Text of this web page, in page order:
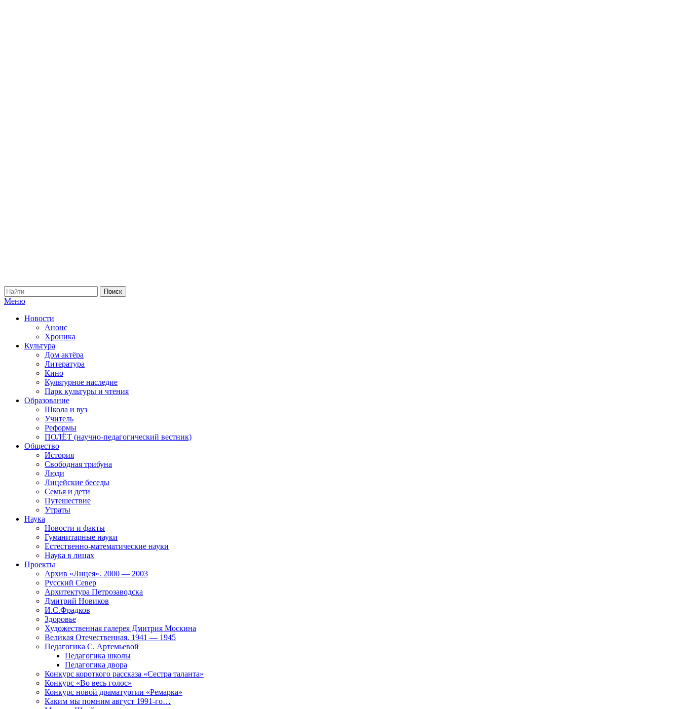
Меню
Новости
Анонс
Хроника
Культура
Дом актёра
Литература
Кино
Культурное наследие
Парк культуры и чтения
Образование
Школа и вуз
Учитель
Реформы
ПОЛЁТ (научно-педагогический вестник)
Общество
История
Свободная трибуна
Люди
Лицейские беседы
Семья и дети
Путешествие
Утраты
Наука
Новости и факты
Гуманитарные науки
Естественно-математические науки
Наука в лицах
Проекты
Архив «Лицея». 2000 — 2003
Русский Север
Архитектура Петрозаводска
Дмитрий Новиков
И.С.Фрадков
Здоровье
Художественная галерея Дмитрия Москина
Великая Отечественная. 1941 — 1945
Педагогика С. Артемьевой
Педагогика школы
Педагогика двора
Конкурс короткого рассказа «Сестра таланта»
Конкурс «Во весь голос»
Конкурс новой драматургии «Ремарка»
Каким мы помним август 1991-го…